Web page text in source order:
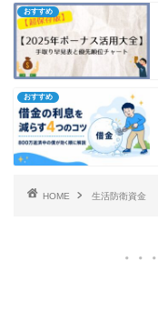
おすすめ
おすすめ
HOME 生活防衛資金